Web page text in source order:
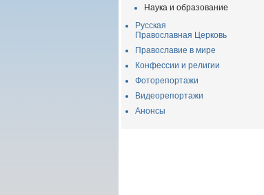
Наука и образование
Русская
Православная Церковь
Православие в мире
Конфессии и религии
Фоторепортажи
Видеорепортажи
Анонсы